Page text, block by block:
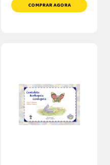
COMPRAR AGORA